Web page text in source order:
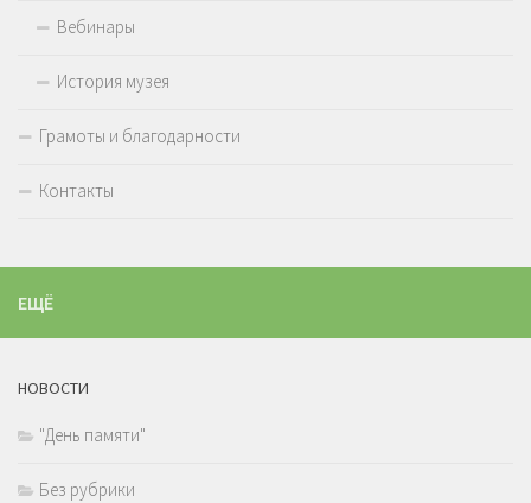
Вебинары
История музея
Грамоты и благодарности
Контакты
ЕЩЁ
НОВОСТИ
"День памяти"
Без рубрики